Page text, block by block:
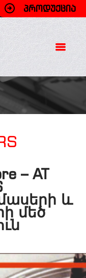
ᲞᲠᲝᲓᲣᲥᲪᲘᲐ
– AT
և
մեծ